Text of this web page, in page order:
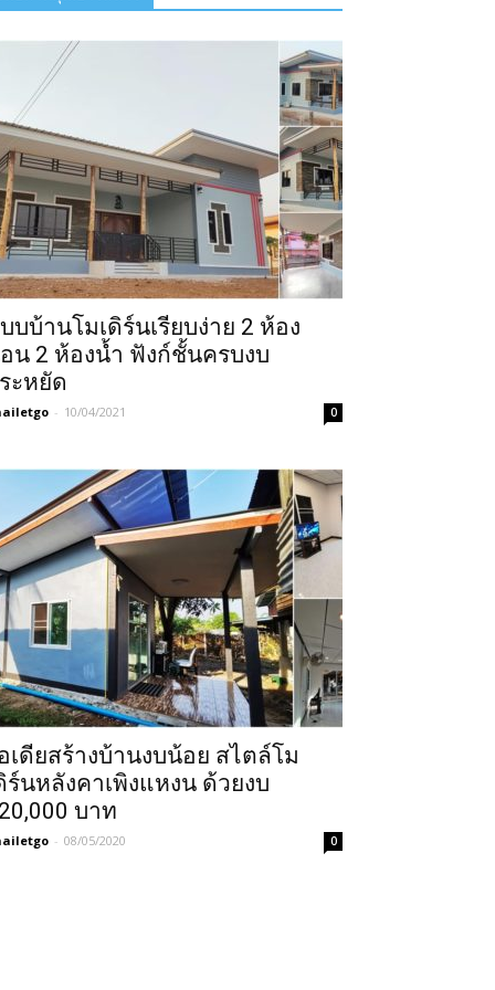
บบ้านโมเดิร์นเรียบง่าย 2 ห้อง
น 2 ห้องน้ำ ฟังก์ชั้นครบงบ
ะหยัด
- 10/04/2021 0
เดียสร้างบ้านงบน้อย สไตล์โม
ร์นหลังคาเพิงแหงน ด้วยงบ
บาท
- 08/05/2020 0